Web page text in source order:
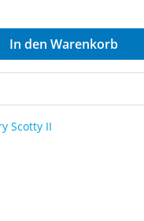
In den Warenkorb